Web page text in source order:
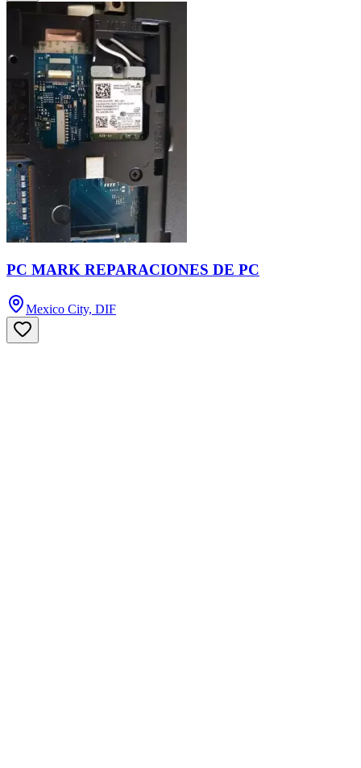
PC MARK REPARACIONES DE PC
Mexico City, DIF